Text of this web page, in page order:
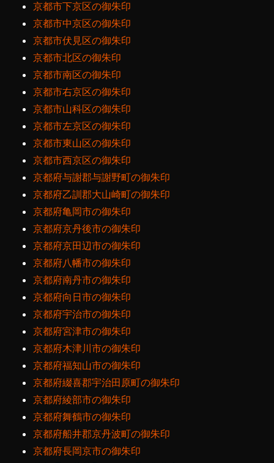
京都市下京区の御朱印
京都市中京区の御朱印
京都市伏見区の御朱印
京都市北区の御朱印
京都市南区の御朱印
京都市右京区の御朱印
京都市山科区の御朱印
京都市左京区の御朱印
京都市東山区の御朱印
京都市西京区の御朱印
京都府与謝郡与謝野町の御朱印
京都府乙訓郡大山崎町の御朱印
京都府亀岡市の御朱印
京都府京丹後市の御朱印
京都府京田辺市の御朱印
京都府八幡市の御朱印
京都府南丹市の御朱印
京都府向日市の御朱印
京都府宇治市の御朱印
京都府宮津市の御朱印
京都府木津川市の御朱印
京都府福知山市の御朱印
京都府綴喜郡宇治田原町の御朱印
京都府綾部市の御朱印
京都府舞鶴市の御朱印
京都府船井郡京丹波町の御朱印
京都府長岡京市の御朱印